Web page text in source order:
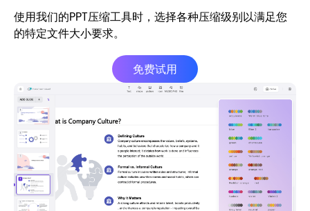
使用我们的PPT压缩工具时，选择各种压缩级别以满足您
的特定文件大小要求。
免费试用